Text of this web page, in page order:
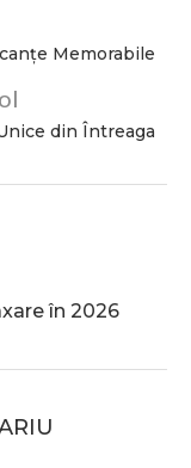
Memorabile
din Întreaga
în 2026